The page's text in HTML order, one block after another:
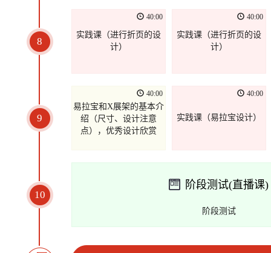
40:00
实践课（进行折页的设
计）
8
40:00
实践课（进行折页的设
计）
40:00
易拉宝和X展架的基本介
绍（尺寸、设计注意
点），优秀设计欣赏
9
40:00
实践课（易拉宝设计）
阶段测试(直播课)
阶段测试
10